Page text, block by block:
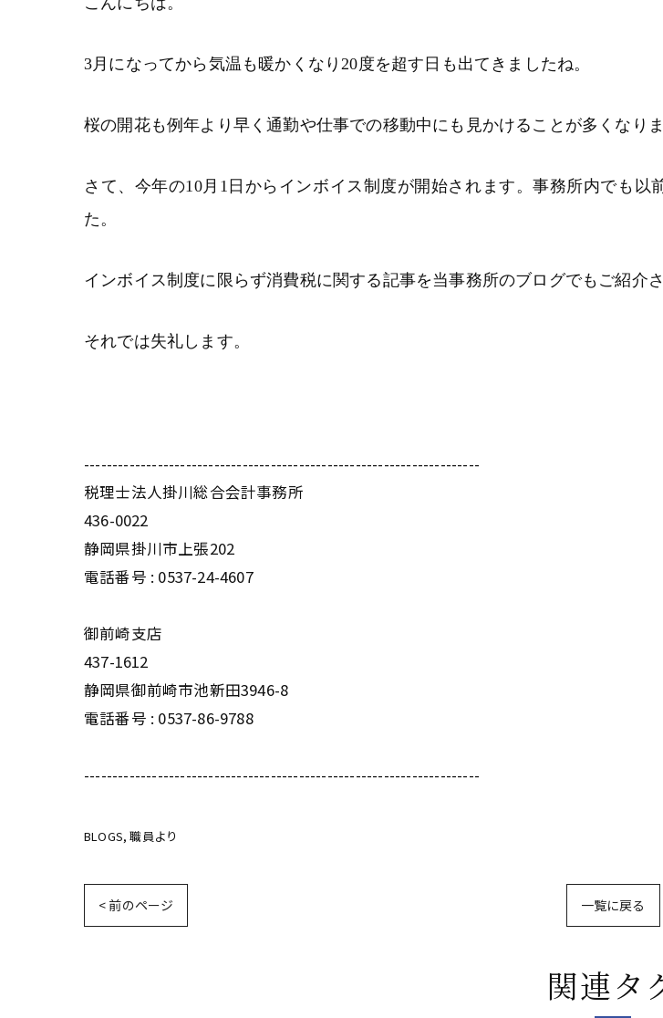
3月になってから気温も暖かくなり20度を超す日も出てきましたね。
桜の開花も例年より早く通勤や仕事での移動中にも見かけることが多くなりま
さて、今年の10月1日からインボイス制度が開始されます。事務所内でも
た。
インボイス制度に限らず消費税に関する記事を当事務所のブログでもご紹介
それでは失礼します。
----------------------------------------------------------------------
税理士法人掛川総合会計事務所
436-0022
静岡県掛川市上張202
電話番号 : 0537-24-4607
御前崎支店
437-1612
静岡県御前崎市池新田3946-8
電話番号 : 0537-86-9788
----------------------------------------------------------------------
BLOGS 職員より
< 前のページ 一覧に戻る
関連タ